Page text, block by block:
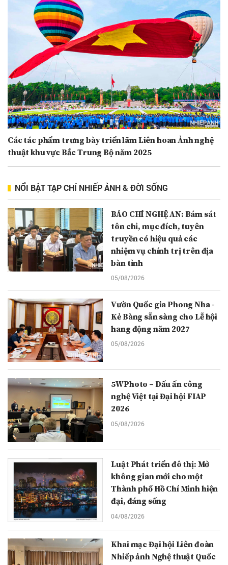
Các tác phẩm trưng bày triển lãm Liên hoan Ảnh nghệ
thuật khu vực Bắc Trung Bộ năm 2025
NỔI BẬT TẠP CHÍ NHIẾP ẢNH & ĐỜI SỐNG
BÁO CHÍ NGHỆ AN: Bám sát
tôn chỉ, mục đích, tuyên
truyền có hiệu quả các
nhiệm vụ chính trị trên địa
bàn tỉnh
05/08/2026
Vườn Quốc gia Phong Nha -
Kẻ Bàng sẵn sàng cho Lễ hội
hang động năm 2027
05/08/2026
5WPhoto – Dấu ấn công
nghệ Việt tại Đại hội FIAP
2026
05/08/2026
Luật Phát triển đô thị: Mở
không gian mới cho một
Thành phố Hồ Chí Minh hiện
đại, đáng sống
04/08/2026
Khai mạc Đại hội Liên đoàn
Nhiếp ảnh Nghệ thuật Quốc